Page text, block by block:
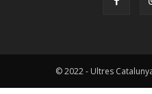
© 2022 - Ultres